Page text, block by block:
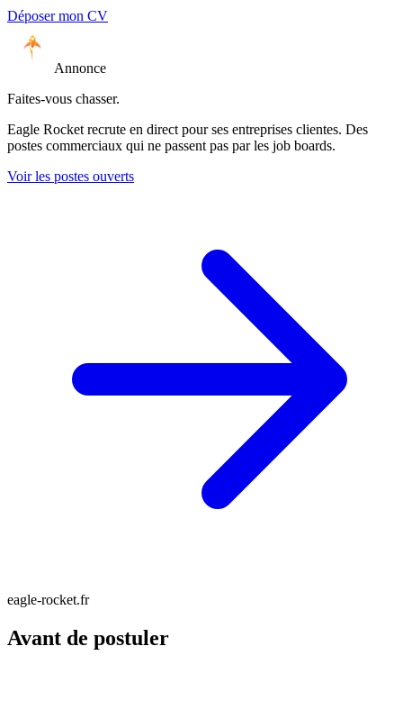
Déposer mon CV
Annonce
Faites-vous chasser.
Eagle Rocket recrute en direct pour ses entreprises clientes. Des
postes commerciaux qui ne passent pas par les job boards.
Voir les postes ouverts
eagle-rocket.fr
Avant de postuler